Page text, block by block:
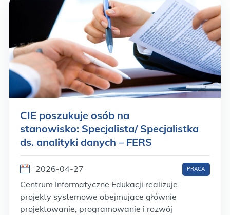
Adresatami działań są…
CIE poszukuje osób na
stanowisko: Specjalista/ Specjalistka
ds. analityki danych – FERS
2026-04-27 PRACA
Centrum Informatyczne Edukacji realizuje
projekty systemowe obejmujące głównie
projektowanie, programowanie i rozwój